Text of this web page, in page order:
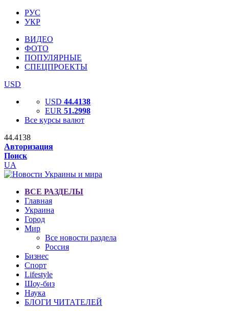
РУС
УКР
ВИДЕО
ФОТО
ПОПУЛЯРНЫЕ
СПЕЦПРОЕКТЫ
USD
USD 44.4138
EUR 51.2998
Все курсы валют
44.4138
Авторизация
Поиск
UA
ВСЕ РАЗДЕЛЫ
Главная
Украина
Город
Мир
Все новости раздела
Россия
Бизнес
Спорт
Lifestyle
Шоу-биз
Наука
БЛОГИ ЧИТАТЕЛЕЙ